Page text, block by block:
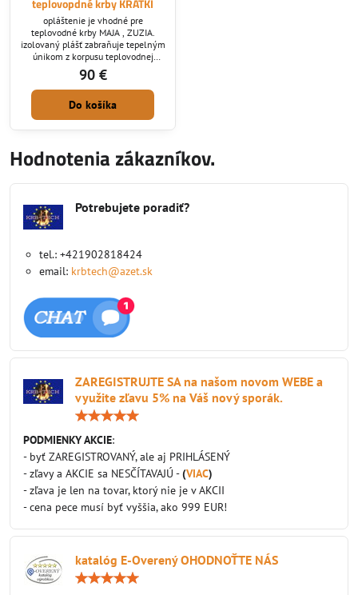
teplovopdné krby KRATKI
opláštenie je vhodné pre
teplovodné krby MAJA , ZUZIA.
izolovaný plášť zabraňuje tepelným
únikom z korpusu teplovodnej
krbovej vložky ktorá sa rýchlejšie
nahrieva lebo nie je ochladzovaná
prúdením vzduchu a tým vieme
dosiahnuť efektívnejšie kúrenie a
zohriatie vody v ústrednom kúrení.
90 €
Do košíka
Hodnotenia zákazníkov.
Potrebujete poradiť?
tel.: +421902818424
email: krbtech@azet.sk
ZAREGISTRUJTE SA na našom novom WEBE a
využite zľavu 5% na Váš nový sporák.
PODMIENKY AKCIE:
- byť ZAREGISTROVANÝ, ale aj PRIHLÁSENÝ
- zľavy a AKCIE sa NESČÍTAVAJÚ -(VIAC)
- zľava je len na tovar, ktorý nie je v AKCII
- cena pece musí byť vyššia, ako 999 EUR!
katalóg E-Overený OHODNOŤTE NÁS